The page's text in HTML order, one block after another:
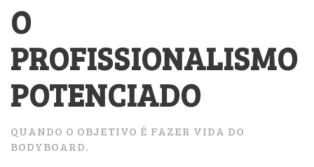
O
PROFISSIONALISMO
POTENCIADO
QUANDO O OBJETIVO É FAZER VIDA DO
BODYBOARD.